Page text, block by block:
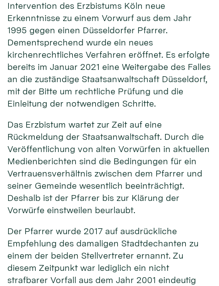
Intervention des Erzbistums Köln neue
Erkenntnisse zu einem Vorwurf aus dem Jahr
1995 gegen einen Düsseldorfer Pfarrer.
Dementsprechend wurde ein neues
kirchenrechtliches Verfahren eröffnet. Es erfolgte
bereits im Januar 2021 eine Weitergabe des Falles
an die zuständige Staatsanwaltschaft Düsseldorf,
mit der Bitte um rechtliche Prüfung und die
Einleitung der notwendigen Schritte.
Das Erzbistum wartet zur Zeit auf eine
Rückmeldung der Staatsanwaltschaft. Durch die
Veröffentlichung von alten Vorwürfen in aktuellen
Medienberichten sind die Bedingungen für ein
Vertrauensverhältnis zwischen dem Pfarrer und
seiner Gemeinde wesentlich beeinträchtigt.
Deshalb ist der Pfarrer bis zur Klärung der
Vorwürfe einstweilen beurlaubt.
Der Pfarrer wurde 2017 auf ausdrückliche
Empfehlung des damaligen Stadtdechanten zu
einem der beiden Stellvertreter ernannt. Zu
diesem Zeitpunkt war lediglich ein nicht
strafbarer Vorfall aus dem Jahr 2001 eindeutig